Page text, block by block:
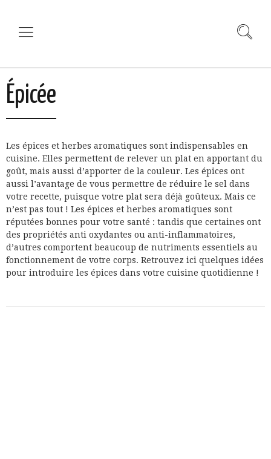
Épicée
Les épices et herbes aromatiques sont indispensables en
cuisine. Elles permettent de relever un plat en apportant du
goût, mais aussi d’apporter de la couleur. Les épices ont
aussi l’avantage de vous permettre de réduire le sel dans
votre recette, puisque votre plat sera déjà goûteux. Mais ce
n’est pas tout ! Les épices et herbes aromatiques sont
réputées bonnes pour votre santé : tandis que certaines ont
des propriétés anti oxydantes ou anti-inflammatoires,
d’autres comportent beaucoup de nutriments essentiels au
fonctionnement de votre corps. Retrouvez ici quelques idées
pour introduire les épices dans votre cuisine quotidienne !